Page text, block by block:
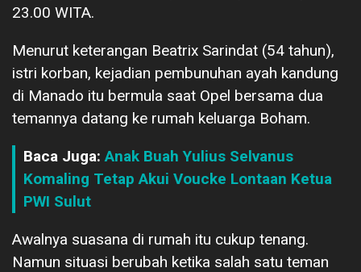
23.00 WITA.
Menurut keterangan Beatrix Sarindat (54 tahun),
istri korban, kejadian pembunuhan ayah kandung
di Manado itu bermula saat Opel bersama dua
temannya datang ke rumah keluarga Boham.
Baca Juga:Anak Buah Yulius Selvanus
Komaling Tetap Akui Voucke Lontaan Ketua
PWI Sulut
Awalnya suasana di rumah itu cukup tenang.
Namun situasi berubah ketika salah satu teman